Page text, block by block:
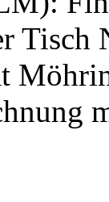
Tisch